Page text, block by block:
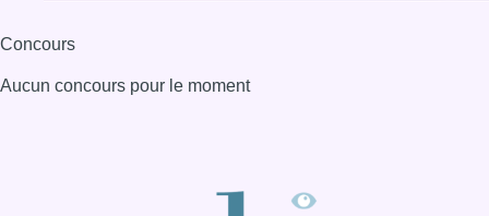
Concours
Aucun concours pour le moment